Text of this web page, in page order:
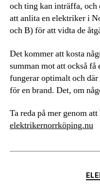
och ting kan inträffa, och
att anlita en elektriker i
och B) för att vidta de
Det kommer att kosta
summan mot att också få
fungerar optimalt och
för en brand. Det, om
Ta reda på mer genom att
elektrikernorrköping.nu